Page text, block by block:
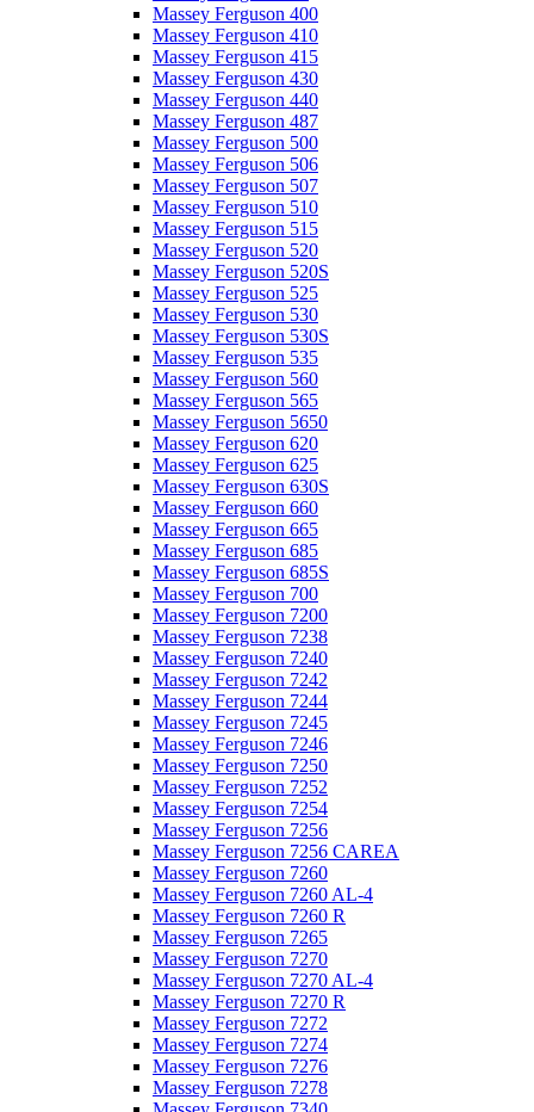
Massey Ferguson 400
Massey Ferguson 410
Massey Ferguson 415
Massey Ferguson 430
Massey Ferguson 440
Massey Ferguson 487
Massey Ferguson 500
Massey Ferguson 506
Massey Ferguson 507
Massey Ferguson 510
Massey Ferguson 515
Massey Ferguson 520
Massey Ferguson 520S
Massey Ferguson 525
Massey Ferguson 530
Massey Ferguson 530S
Massey Ferguson 535
Massey Ferguson 560
Massey Ferguson 565
Massey Ferguson 5650
Massey Ferguson 620
Massey Ferguson 625
Massey Ferguson 630S
Massey Ferguson 660
Massey Ferguson 665
Massey Ferguson 685
Massey Ferguson 685S
Massey Ferguson 700
Massey Ferguson 7200
Massey Ferguson 7238
Massey Ferguson 7240
Massey Ferguson 7242
Massey Ferguson 7244
Massey Ferguson 7245
Massey Ferguson 7246
Massey Ferguson 7250
Massey Ferguson 7252
Massey Ferguson 7254
Massey Ferguson 7256
Massey Ferguson 7256 CAREA
Massey Ferguson 7260
Massey Ferguson 7260 AL-4
Massey Ferguson 7260 R
Massey Ferguson 7265
Massey Ferguson 7270
Massey Ferguson 7270 AL-4
Massey Ferguson 7270 R
Massey Ferguson 7272
Massey Ferguson 7274
Massey Ferguson 7276
Massey Ferguson 7278